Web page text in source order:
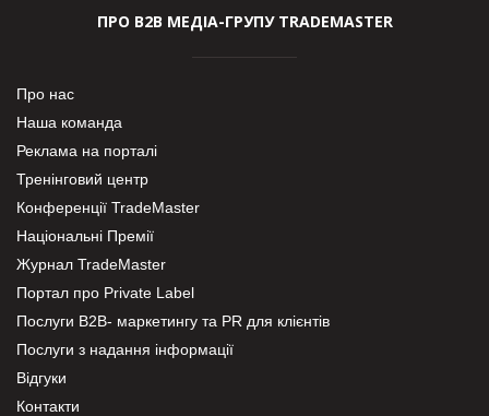
ПРО В2В МЕДІА-ГРУПУ TRADEMASTER
Про нас
Наша команда
Реклама на порталі
Тренінговий центр
Конференції TradeMaster
Національні Премії
Журнал TradeMaster
Портал про Private Label
Послуги В2В- маркетингу та PR для клієнтів
Послуги з надання інформації
Відгуки
Контакти